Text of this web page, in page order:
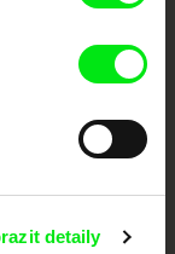
detaily